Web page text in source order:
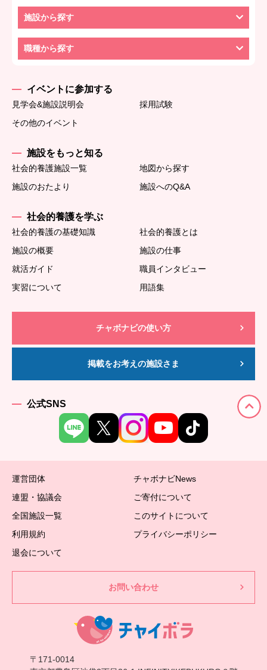
施設から探す
職種から探す
イベントに参加する
見学会&施設説明会
採用試験
その他のイベント
施設をもっと知る
社会的養護施設一覧
地図から探す
施設のおたより
施設へのQ&A
社会的養護を学ぶ
社会的養護の基礎知識
社会的養護とは
施設の概要
施設の仕事
就活ガイド
職員インタビュー
実習について
用語集
チャボナビの使い方
掲載をお考えの施設さま
公式SNS
運営団体
チャボナビNews
連盟・協議会
ご寄付について
全国施設一覧
このサイトについて
利用規約
プライバシーポリシー
退会について
お問い合わせ
〒171-0014